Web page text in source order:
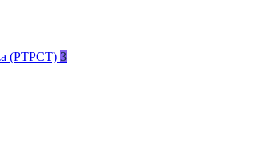
(PTPCT) 3